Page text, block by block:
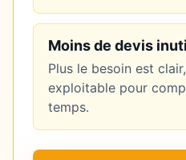
Moins de devis
Plus le besoin est
exploitable pour
temps.